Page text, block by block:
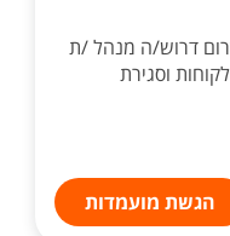
דרוש/ה מנהל /ת
וסגירת
הגשת מועמדות